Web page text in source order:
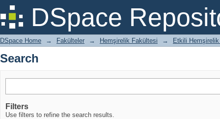
DSpace
Search
DSpace Home → Fakülteler → Hemşirelik Fakültesi → Etkili
Search
Filters
Use filters to refine the search results.